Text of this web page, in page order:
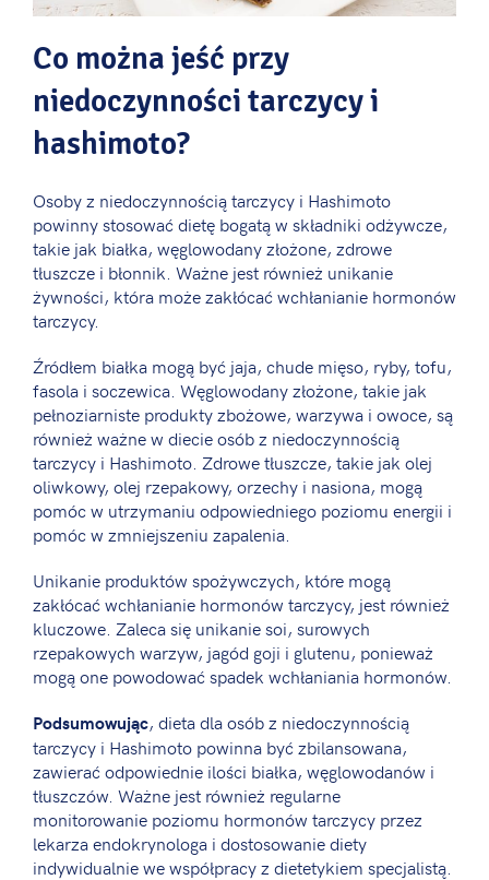
Co można jeść przy
niedoczynności tarczycy i
hashimoto?
Osoby z niedoczynnością tarczycy i Hashimoto
powinny stosować dietę bogatą w składniki odżywcze,
takie jak białka, węglowodany złożone, zdrowe
tłuszcze i błonnik. Ważne jest również unikanie
żywności, która może zakłócać wchłanianie hormonów
tarczycy.
Źródłem białka mogą być jaja, chude mięso, ryby, tofu,
fasola i soczewica. Węglowodany złożone, takie jak
pełnoziarniste produkty zbożowe, warzywa i owoce, są
również ważne w diecie osób z niedoczynnością
tarczycy i Hashimoto. Zdrowe tłuszcze, takie jak olej
oliwkowy, olej rzepakowy, orzechy i nasiona, mogą
pomóc w utrzymaniu odpowiedniego poziomu energii i
pomóc w zmniejszeniu zapalenia.
Unikanie produktów spożywczych, które mogą
zakłócać wchłanianie hormonów tarczycy, jest również
kluczowe. Zaleca się unikanie soi, surowych
rzepakowych warzyw, jagód goji i glutenu, ponieważ
mogą one powodować spadek wchłaniania hormonów.
Podsumowując, dieta dla osób z niedoczynnością
tarczycy i Hashimoto powinna być zbilansowana,
zawierać odpowiednie ilości białka, węglowodanów i
tłuszczów. Ważne jest również regularne
monitorowanie poziomu hormonów tarczycy przez
lekarza endokrynologa i dostosowanie diety
indywidualnie we współpracy z dietetykiem specjalistą.